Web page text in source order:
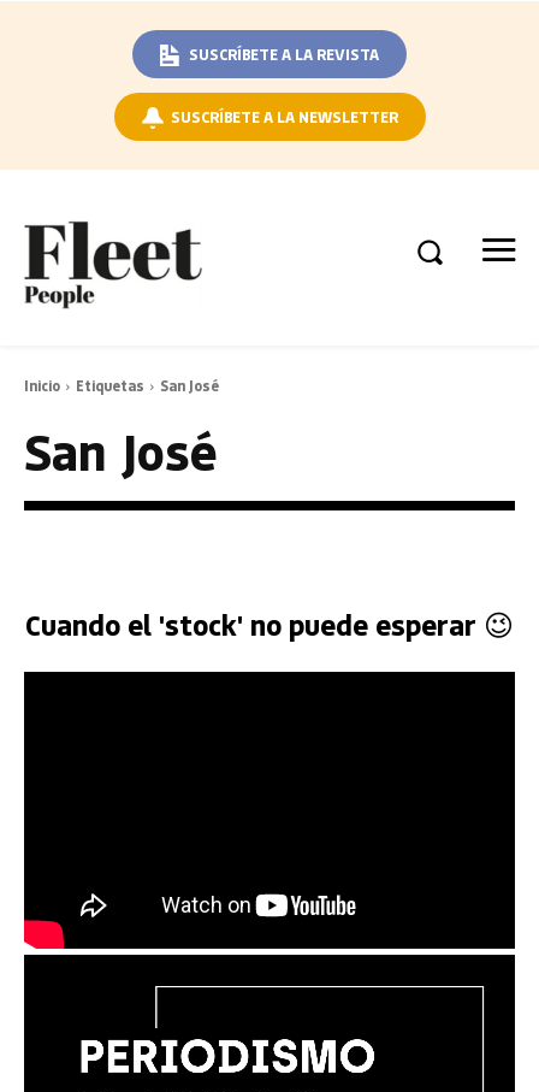
SUSCRÍBETE A LA REVISTA
SUSCRÍBETE A LA NEWSLETTER
Inicio Etiquetas San José
San José
Cuando el 'stock' no puede esperar 😉